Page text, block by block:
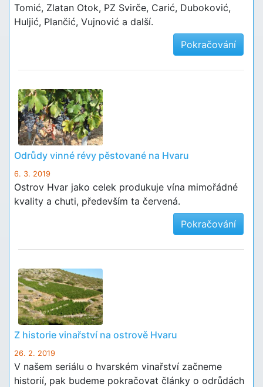
Tomić, Zlatan Otok, PZ Svirče, Carić, Duboković,
Huljić, Plančić, Vujnović a další.
Pokračování
Odrůdy vinné révy pěstované na Hvaru
6. 3. 2019
Ostrov Hvar jako celek produkuje vína mimořádné
kvality a chuti, především ta červená.
Pokračování
Z historie vinařství na ostrově Hvaru
26. 2. 2019
V našem seriálu o hvarském vinařství začneme
historií, pak budeme pokračovat články o odrůdách